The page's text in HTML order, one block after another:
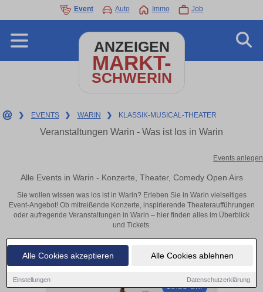
Alle Cookies akzeptieren Alle Cookies ablehnen
Einstellungen Datenschutzerklärung
Event Auto Immo Job
ANZEIGEN
MARKT-
SCHWERIN
❯ EVENTS ❯ WARIN ❯ KLASSIK-MUSICAL-THEATER
Veranstaltungen Warin - Was ist los in Warin
Events anlegen
Alle Events in Warin - Konzerte, Theater, Comedy Open Airs
Sie wollen wissen was los ist in Warin? Erleben Sie in Warin vielseitiges
Event-Angebot! Ob mitreißende Konzerte, inspirierende Theateraufführungen
oder aufregende Veranstaltungen in Warin – hier finden alles im Überblick
und Tickets.
19:30 Uhr